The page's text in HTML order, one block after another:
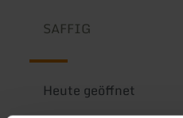
SAFFIG
Heute geöffnet